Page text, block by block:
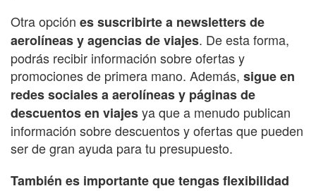
Otra opción es suscribirte a newsletters de
aerolíneas y agencias de viajes. De esta forma,
podrás recibir información sobre ofertas y
promociones de primera mano. Además, sigue en
redes sociales a aerolíneas y páginas de
descuentos en viajesya que a menudo publican
información sobre descuentos y ofertas que pueden
ser de gran ayuda para tu presupuesto.
También es importante que tengas flexibilidad